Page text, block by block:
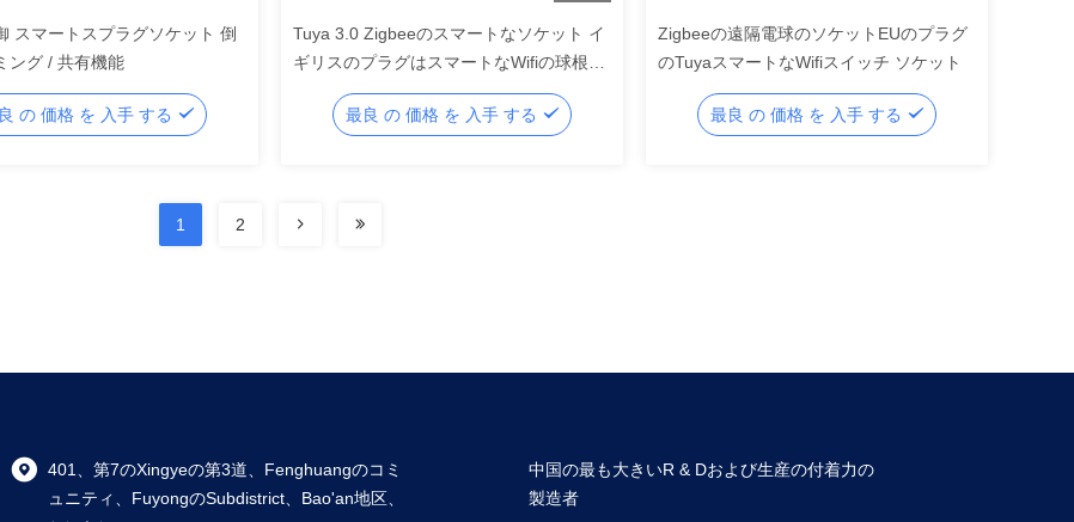
スマートスプラグソケット 倒
ング / 共有機能
の 価格 を 入手 する
Tuya 3.0 Zigbeeのスマートなソケット イ
ギリスのプラグはスマートなWifiの球根の
ソケットを実現する
最良 の 価格 を 入手 する
Zigbeeの遠隔電球のソケットEUのプラグ
のTuyaスマートなWifiスイッチ ソケット
最良 の 価格 を 入手 する
1 2
401、第7のXingyeの第3道、Fenghuangのコミ
ュニティ、FuyongのSubdistrict、Bao'an地区、
中国の最も大きいR & Dおよび生産の付着力の
製造者